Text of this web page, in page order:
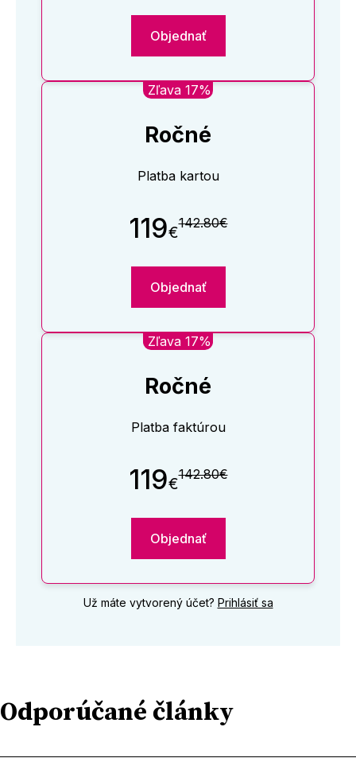
Objednať
Zľava 17%
Ročné
Platba kartou
119€142.80€
Objednať
Zľava 17%
Ročné
Platba faktúrou
119€142.80€
Objednať
Už máte vytvorený účet? Prihlásiť sa
Odporúčané články